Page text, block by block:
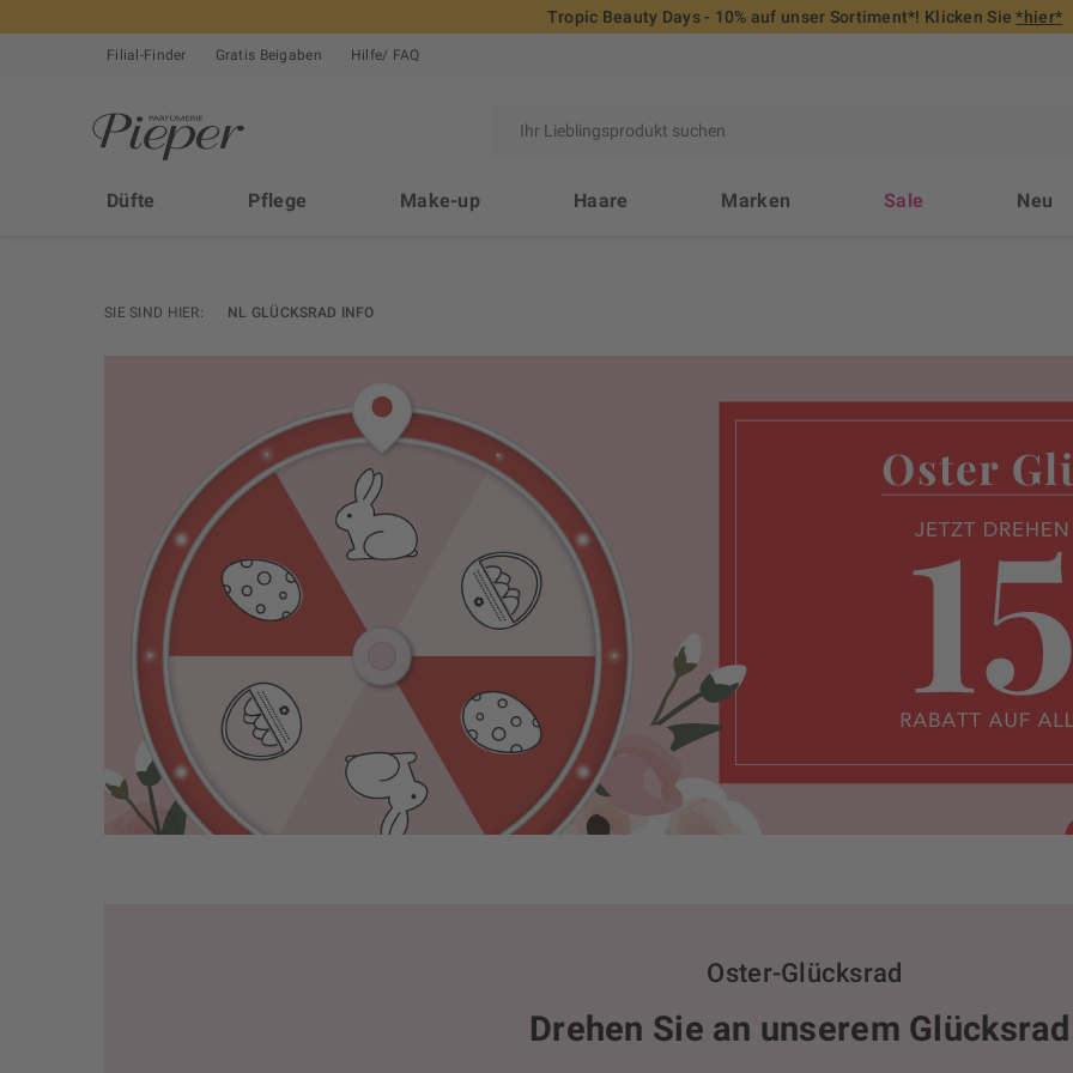
Tropic Beauty Days - 10% auf unser Sortiment*! Klicken Sie*hier*
Filial-Finder Gratis Beigaben Hilfe/ FAQ
Düfte Pflege Make-up Haare Marken Sale Neu
SIE SIND HIER: NL GLÜCKSRAD INFO
Oster-Glücksrad
Drehen Sie an unserem